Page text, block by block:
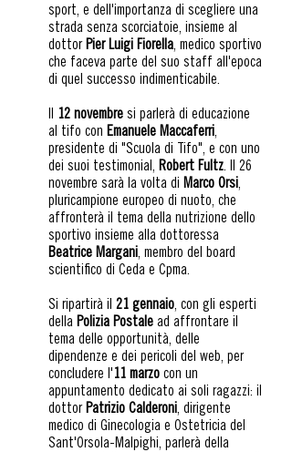
sport, e dell'importanza di scegliere una
strada senza scorciatoie, insieme al
dottor Pier Luigi Fiorella, medico sportivo
che faceva parte del suo staff all'epoca
di quel successo indimenticabile.
12 novembre si parlerà di educazione
al tifo con Emanuele Maccaferri,
presidente di "Scuola di Tifo", e con uno
dei suoi testimonial, Robert Fultz. Il 26
novembre sarà la volta di Marco Orsi,
pluricampione europeo di nuoto, che
affronterà il tema della nutrizione dello
sportivo insieme alla dottoressa
Beatrice Margani, membro del board
scientifico di Ceda e Cpma.
Si ripartirà il 21 gennaio, con gli esperti
della Polizia Postale ad affrontare il
tema delle opportunità, delle
dipendenze e dei pericoli del web, per
concludere l'11 marzo con un
appuntamento dedicato ai soli ragazzi: il
dottor Patrizio Calderoni, dirigente
medico di Ginecologia e Ostetricia del
Sant'Orsola-Malpighi, parlerà della